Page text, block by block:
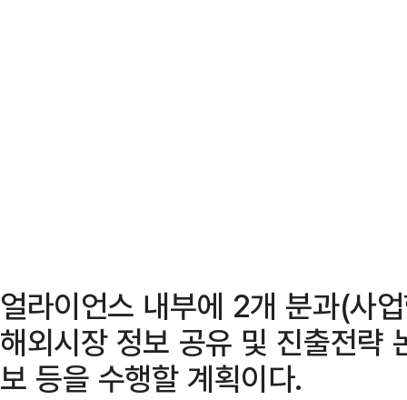
얼라이언스 내부에 2개 분과(사
해외시장 정보 공유 및 진출전략
보 등을 수행할 계획이다.